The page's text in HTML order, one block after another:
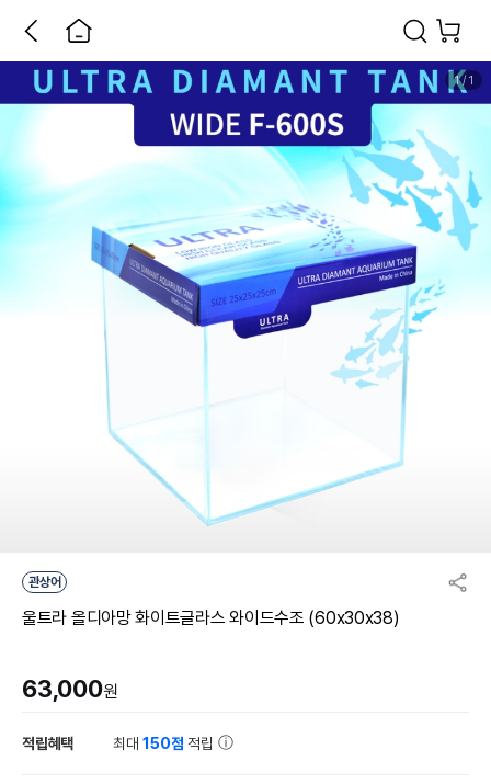
1/ 1
관상어
울트라 올디아망 화이트글라스 와이드수조 (60x30x38)
63,000원
적립혜택 최대150점 적립